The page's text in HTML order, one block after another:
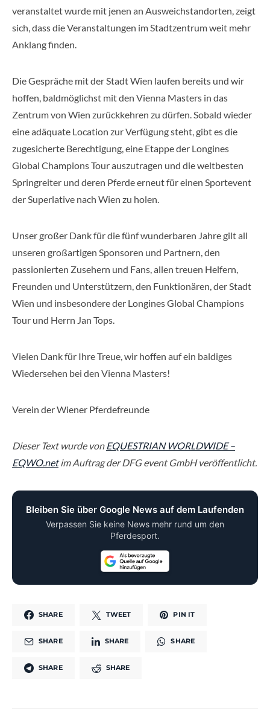
veranstaltet wurde mit jenen an Ausweichstandorten, zeigt
sich, dass die Veranstaltungen im Stadtzentrum weit mehr
Anklang finden.
Die Gespräche mit der Stadt Wien laufen bereits und wir
hoffen, baldmöglichst mit den Vienna Masters in das
Zentrum von Wien zurückkehren zu dürfen. Sobald wieder
eine adäquate Location zur Verfügung steht, gibt es die
zugesicherte Berechtigung, eine Etappe der Longines
Global Champions Tour auszutragen und die weltbesten
Springreiter und deren Pferde erneut für einen Sportevent
der Superlative nach Wien zu holen.
Unser großer Dank für die fünf wunderbaren Jahre gilt all
unseren großartigen Sponsoren und Partnern, den
passionierten Zusehern und Fans, allen treuen Helfern,
Freunden und Unterstützern, den Funktionären, der Stadt
Wien und insbesondere der Longines Global Champions
Tour und Herrn Jan Tops.
Vielen Dank für Ihre Treue, wir hoffen auf ein baldiges
Wiedersehen bei den Vienna Masters!
Verein der Wiener Pferdefreunde
Dieser Text wurde von EQUESTRIAN WORLDWIDE –
EQWO.netim Auftrag der DFG event GmbH veröffentlicht.
Bleiben Sie über Google News auf dem Laufenden
Verpassen Sie keine News mehr rund um den
Pferdesport.
SHARE TWEET PIN IT
SHARE SHARE SHARE
SHARE SHARE